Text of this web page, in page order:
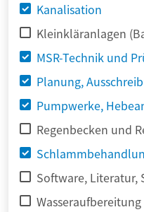
Kanalisation
Kleinkläranlagen
MSR-Technik und
Planung,
Pumpwerke,
Regenbecken und
Software, Literatur,
Wasseraufbereitung